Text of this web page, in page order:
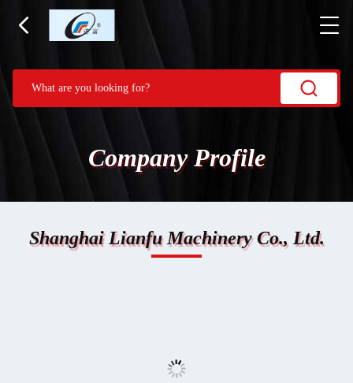
Company Profile
Shanghai Lianfu Machinery Co., Ltd.